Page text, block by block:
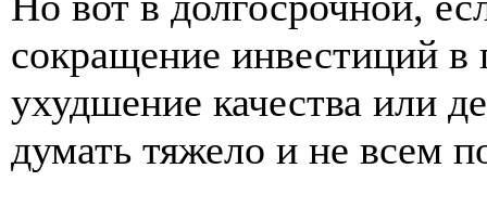
сокращение инвестиций в
ухудшение качества или
думать тяжело и не всем